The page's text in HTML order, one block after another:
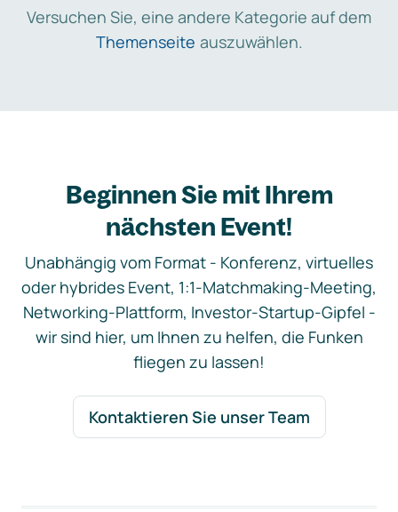
Versuchen Sie, eine andere Kategorie auf dem
Themenseite auszuwählen.
Beginnen Sie mit Ihrem
nächsten Event!
Unabhängig vom Format - Konferenz, virtuelles
oder hybrides Event, 1:1-Matchmaking-Meeting,
Networking-Plattform, Investor-Startup-Gipfel -
wir sind hier, um Ihnen zu helfen, die Funken
fliegen zu lassen!
Kontaktieren Sie unser Team